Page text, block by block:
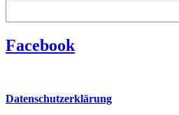
Facebook
Datenschutzerklärung